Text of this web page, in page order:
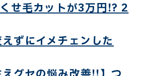
せ毛カットが3万円!? 2
ずにイメチェンした